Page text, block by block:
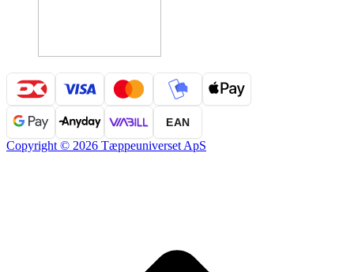
EAN
Copyright © 2026 Tæppeuniverset ApS